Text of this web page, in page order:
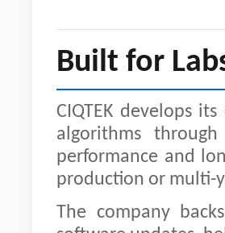
Built for
CIQTEK develops
algorithms
performance and
production or multi-
The company